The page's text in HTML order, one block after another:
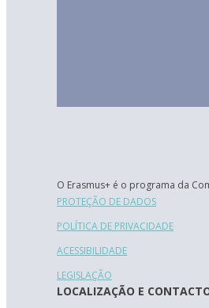
O Erasmus+ é o programa da
PROTEÇÃO DE DADOS
POLÍTICA DE PRIVACIDADE
ACESSIBILIDADE
LEGISLAÇÃO
LOCALIZAÇÃO E